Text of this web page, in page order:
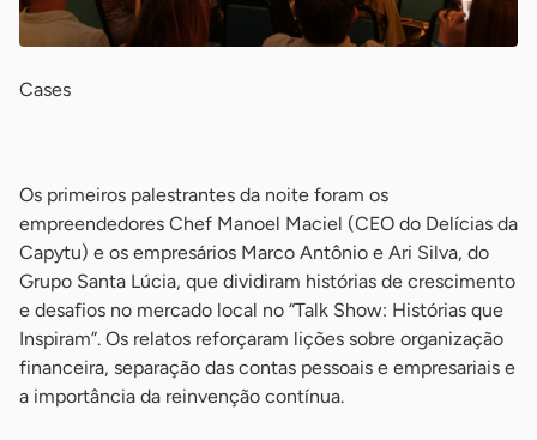
Cases
Os primeiros palestrantes da noite foram os
empreendedores Chef Manoel Maciel (CEO do Delícias da
Capytu) e os empresários Marco Antônio e Ari Silva, do
Grupo Santa Lúcia, que dividiram histórias de crescimento
e desafios no mercado local no “Talk Show: Histórias que
Inspiram”. Os relatos reforçaram lições sobre organização
financeira, separação das contas pessoais e empresariais e
a importância da reinvenção contínua.